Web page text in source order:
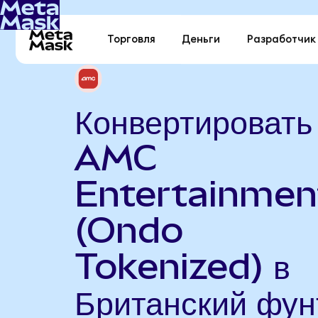
Торговля Деньги Разработчик
Конвертировать
AMC
(Ondo
Tokenized) в
Британский